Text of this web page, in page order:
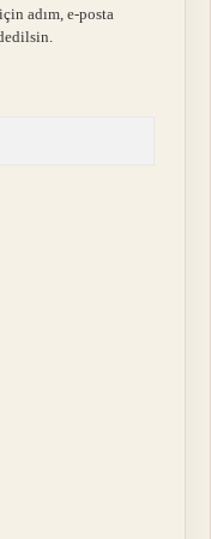
adım, e-posta